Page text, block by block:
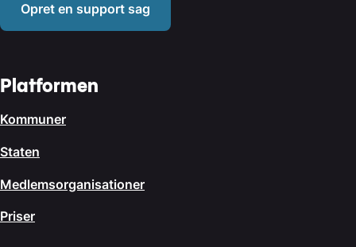
Opret en support sag
Platformen
Kommuner
Staten
Medlemsorganisationer
Priser